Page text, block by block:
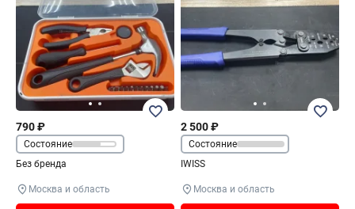
790 ₽
Состояние
Без бренда
Москва и область
2 500 ₽
Состояние
IWISS
Москва и область